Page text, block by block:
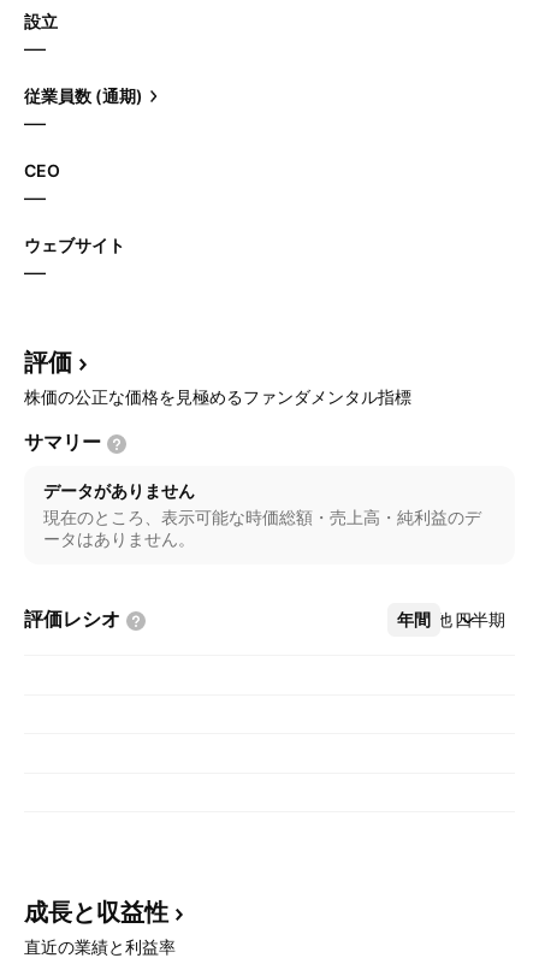
設立
—
従業員数 (通期)
—
CEO
—
ウェブサイト
—
評価
株価の公正な価格を見極めるファンダメンタル指標
サマリー
データがありません
現在のところ、表示可能な時価総額・売上高・純利益のデ
ータはありません。
評価レシオ 年間 四半期
その他
成長と収益性
直近の業績と利益率